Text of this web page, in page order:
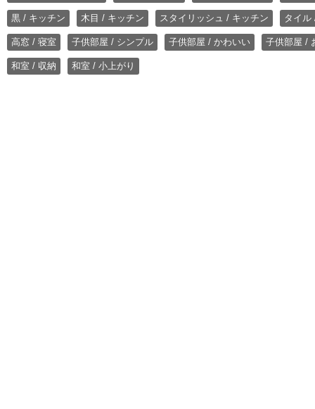
黒 / キッチン 木目 / キッチン スタイリッシュ / キッチン タイル
高窓 / 寝室 子供部屋 / シンプル 子供部屋 / かわいい 子供部屋 /
和室 / 収納 和室 / 小上がり